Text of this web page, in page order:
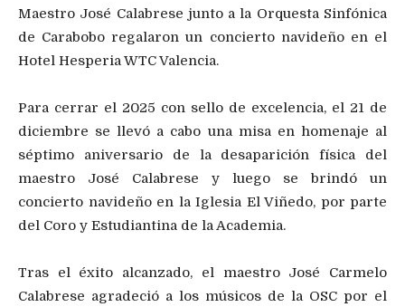
Maestro José Calabrese junto a la Orquesta Sinfónica
de Carabobo regalaron un concierto navideño en el
Hotel Hesperia WTC Valencia.
Para cerrar el 2025 con sello de excelencia, el 21 de
diciembre se llevó a cabo una misa en homenaje al
séptimo aniversario de la desaparición física del
maestro José Calabrese y luego se brindó un
concierto navideño en la Iglesia El Viñedo, por parte
del Coro y Estudiantina de la Academia.
Tras el éxito alcanzado, el maestro José Carmelo
Calabrese agradeció a los músicos de la OSC por el